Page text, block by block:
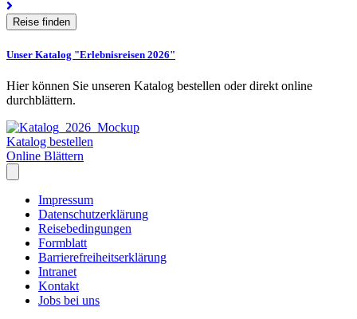
Unser Katalog "Erlebnisreisen 2026"
Hier können Sie unseren Katalog bestellen oder direkt online
durchblättern.
Katalog bestellen
Online Blättern
Impressum
Datenschutzerklärung
Reisebedingungen
Formblatt
Barrierefreiheitserklärung
Intranet
Kontakt
Jobs bei uns